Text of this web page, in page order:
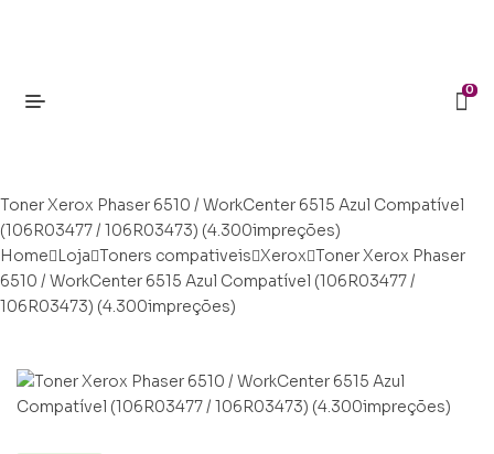
0
Toner Xerox Phaser 6510 / WorkCenter 6515 Azul Compatível
(106R03477 / 106R03473) (4.300impreções)
Home
Loja Toners compativeis Xerox Toner Xerox Phaser
6510 / WorkCenter 6515 Azul Compatível (106R03477 /
106R03473) (4.300impreções)